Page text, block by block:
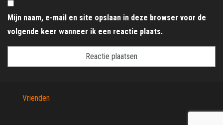
Mijn naam, e-mail en site opslaan in deze browser voor de
volgende keer wanneer ik een reactie plaats.
Vrienden